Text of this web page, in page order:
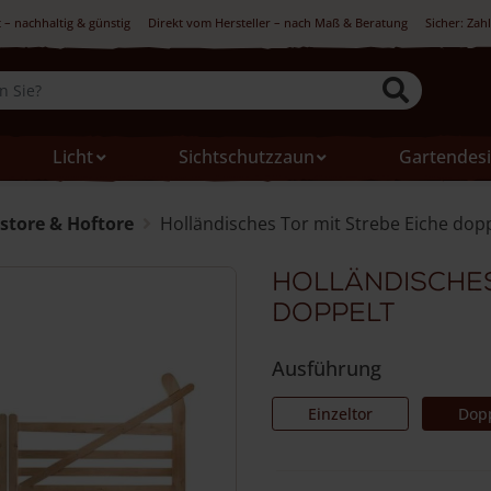
– nachhaltig & günstig Direkt vom Hersteller – nach Maß & Beratung Sicher:
Licht
Sichtschutzzaun
& Hoftore Holländisches Tor mit Strebe Eiche
doppelt
Ausführung
Einzeltor